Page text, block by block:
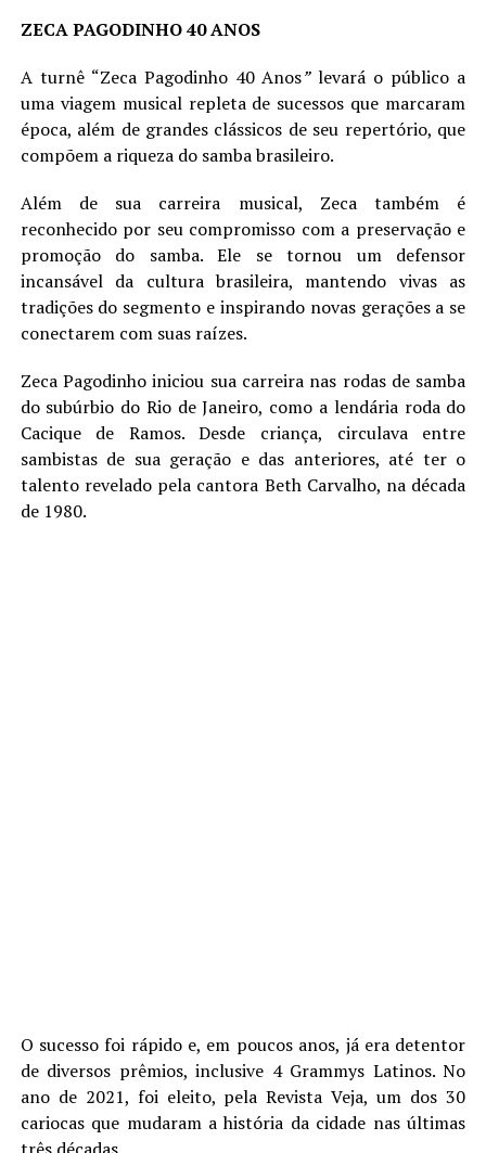
ZECA PAGODINHO 40 ANOS
A turnê “Zeca Pagodinho 40 Anos”levará o público a
uma viagem musical repleta de sucessos que marcaram
época, além de grandes clássicos de seu repertório, que
compõem a riqueza do samba brasileiro.
Além de sua carreira musical, Zeca também é
reconhecido por seu compromisso com a preservação e
promoção do samba. Ele se tornou um defensor
incansável da cultura brasileira, mantendo vivas as
tradições do segmento e inspirando novas gerações a se
conectarem com suas raízes.
Zeca Pagodinho iniciou sua carreira nas rodas de samba
do subúrbio do Rio de Janeiro, como a lendária roda do
Cacique de Ramos. Desde criança, circulava entre
sambistas de sua geração e das anteriores, até ter o
talento revelado pela cantora Beth Carvalho, na década
de 1980.
O sucesso foi rápido e, em poucos anos, já era detentor
de diversos prêmios, inclusive 4 Grammys Latinos. No
ano de 2021, foi eleito, pela Revista Veja, um dos 30
cariocas que mudaram a história da cidade nas últimas